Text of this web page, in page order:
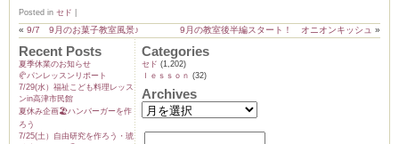
Posted in セド
« 9/7 9月のお菓子教室風景♪ 9月の教室後半編スタート！ オニオンキッシュ »
Recent Posts
夏季休業のお知らせ
🥐パンレッスンリポート
7/29(水）福祉こども料理レッス
ンin高津市民館
夏休み企画🏖️ハンバーガーを作
ろう
7/25(土）自由研究を作ろう・琥
Categories
セド (1,202)
ｌｅｓｓｏｎ (32)
Archives